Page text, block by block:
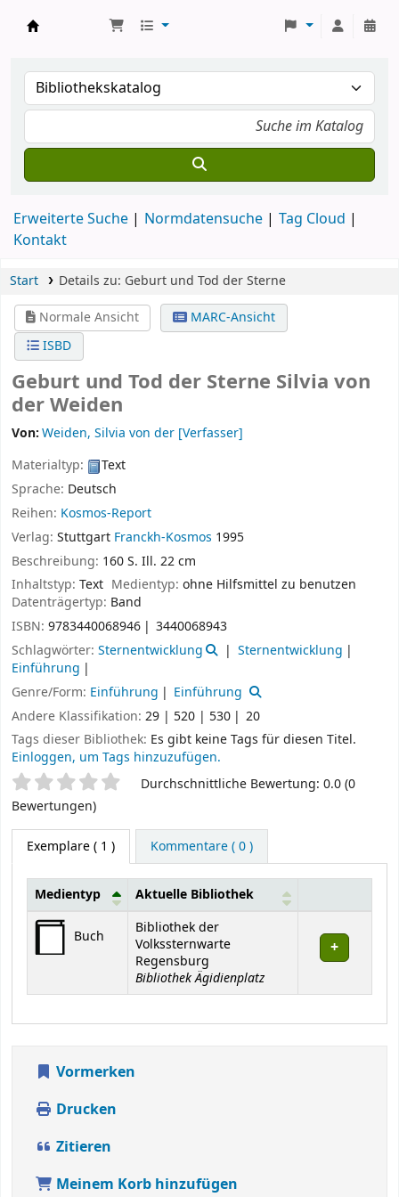
Erweiterte Suche Normdatensuche
Tag Cloud
Kontakt
Start Details zu: Geburt und Tod der Sterne
Normale Ansicht
MARC-Ansicht
ISBD
Geburt und Tod der Sterne Silvia von
der Weiden
Von:Weiden, Silvia von der [Verfasser]
Materialtyp:
Text
Sprache: Deutsch
Reihen: Kosmos-Report
Verlag: Stuttgart Franckh-Kosmos 1995
Beschreibung: 160 S. Ill. 22 cm
Inhaltstyp: Text Medientyp:ohne Hilfsmittel zu benutzen
Datenträgertyp: Band
ISBN: 9783440068946
3440068943
Schlagwörter: Sternentwicklung
Sternentwicklung
Einführung
Genre/Form: Einführung
Einführung
Andere Klassifikation: 29 | 520 | 530
20
Tags dieser Bibliothek: Es gibt keine Tags für diesen Titel.
Einloggen, um Tags hinzuzufügen.
SternchenbewertungDurchschnittliche Bewertung: 0.0 (0
Bewertungen)
Exemplare( 1 ) Kommentare ( 0 )
Exemplare
Medientyp Aktuelle Bibliothek
Buch
Bibliothek der
Volkssternwarte
Regensburg
Bibliothek Ägidienplatz
Vormerken
Drucken
Zitieren
Meinem Korb hinzufügen